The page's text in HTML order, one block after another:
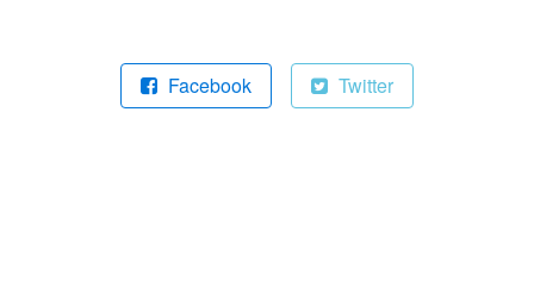
Facebook Twitter